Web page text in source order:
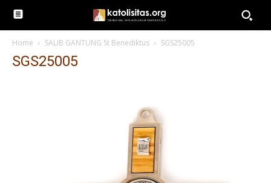
Home SALIB GANTUNG St Benediktus SGS25005
SGS25005